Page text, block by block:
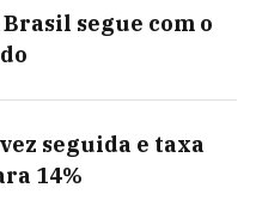
segue com o
seguida e taxa
14%